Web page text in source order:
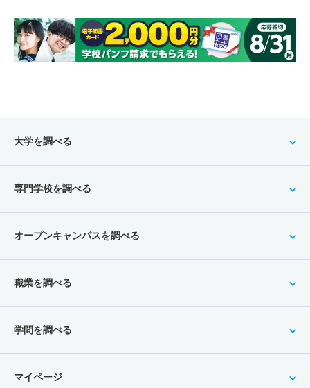
大学を調べる
専門学校を調べる
オープンキャンパスを調べる
職業を調べる
学問を調べる
マイページ